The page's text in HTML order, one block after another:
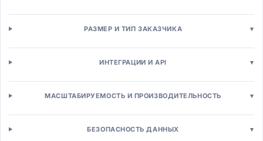
Управление запасами
Управление активами (EAM)
Техническое обслуживание
Сервисное обслуживание (FSM)
Бизнес-процессы (BPM)
РАЗМЕР И ТИП ЗАКАЗЧИКА ▾
ИНТЕГРАЦИИ И API ▾
МАСШТАБИРУЕМОСТЬ И ПРОИЗВОДИТЕЛЬНОСТЬ ▾
БЕЗОПАСНОСТЬ ДАННЫХ ▾